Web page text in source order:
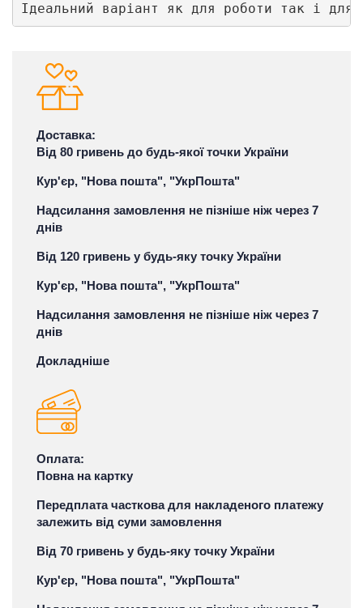
Ідеальний варіант як для роботи так і для
Доставка:
Від 80 гривень до будь-якої точки України
Кур'єр, "Нова пошта", "УкрПошта"
Надсилання замовлення не пізніше ніж через 7
днів
Від 120 гривень у будь-яку точку України
Кур'єр, "Нова пошта", "УкрПошта"
Надсилання замовлення не пізніше ніж через 7
днів
Докладніше
Оплата:
Повна на картку
Передплата часткова для накладеного платежу
залежить від суми замовлення
Від 70 гривень у будь-яку точку України
Кур'єр, "Нова пошта", "УкрПошта"